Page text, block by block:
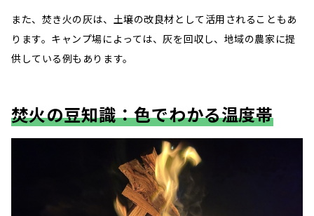
また、焚き火の灰は、土壌の改良材として活用されることもあ
ります。​キャンプ場によっては、灰を回収し、地域の農家に提
供している例もあります。
焚火の豆知識：色でわかる温度帯